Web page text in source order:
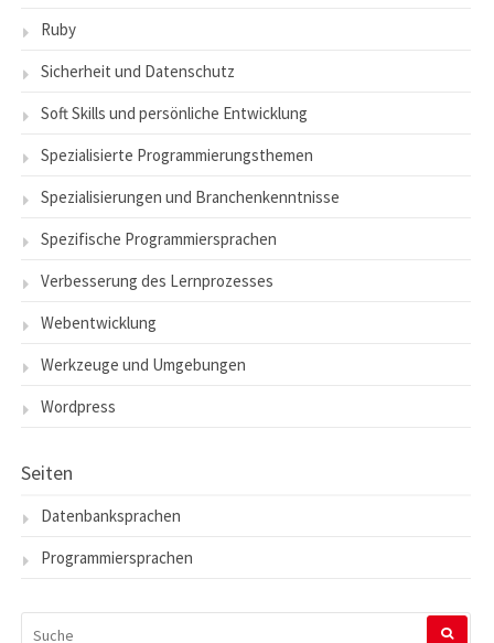
Ruby
Sicherheit und Datenschutz
Soft Skills und persönliche Entwicklung
Spezialisierte Programmierungsthemen
Spezialisierungen und Branchenkenntnisse
Spezifische Programmiersprachen
Verbesserung des Lernprozesses
Webentwicklung
Werkzeuge und Umgebungen
Wordpress
Seiten
Datenbanksprachen
Programmiersprachen